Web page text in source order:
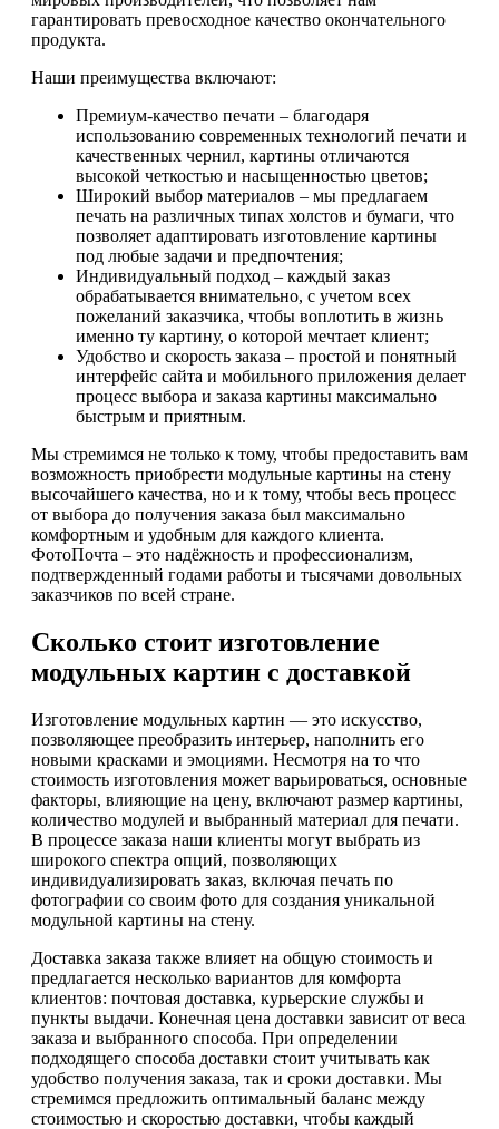
гарантировать превосходное качество окончательного
продукта.
Наши преимущества включают:
Премиум-качество печати – благодаря
использованию современных технологий печати и
качественных чернил, картины отличаются
высокой четкостью и насыщенностью цветов;
Широкий выбор материалов – мы предлагаем
печать на различных типах холстов и бумаги, что
позволяет адаптировать изготовление картины
под любые задачи и предпочтения;
Индивидуальный подход – каждый заказ
обрабатывается внимательно, с учетом всех
пожеланий заказчика, чтобы воплотить в жизнь
именно ту картину, о которой мечтает клиент;
Удобство и скорость заказа – простой и понятный
интерфейс сайта и мобильного приложения делает
процесс выбора и заказа картины максимально
быстрым и приятным.
Мы стремимся не только к тому, чтобы предоставить вам
возможность приобрести модульные картины на стену
высочайшего качества, но и к тому, чтобы весь процесс
от выбора до получения заказа был максимально
комфортным и удобным для каждого клиента.
ФотоПочта – это надёжность и профессионализм,
подтвержденный годами работы и тысячами довольных
заказчиков по всей стране.
Сколько стоит изготовление
модульных картин с доставкой
Изготовление модульных картин — это искусство,
позволяющее преобразить интерьер, наполнить его
новыми красками и эмоциями. Несмотря на то что
стоимость изготовления может варьироваться, основные
факторы, влияющие на цену, включают размер картины,
количество модулей и выбранный материал для печати.
В процессе заказа наши клиенты могут выбрать из
широкого спектра опций, позволяющих
индивидуализировать заказ, включая печать по
фотографии со своим фото для создания уникальной
модульной картины на стену.
Доставка заказа также влияет на общую стоимость и
предлагается несколько вариантов для комфорта
клиентов: почтовая доставка, курьерские службы и
пункты выдачи. Конечная цена доставки зависит от веса
заказа и выбранного способа. При определении
подходящего способа доставки стоит учитывать как
удобство получения заказа, так и сроки доставки. Мы
стремимся предложить оптимальный баланс между
стоимостью и скоростью доставки, чтобы каждый